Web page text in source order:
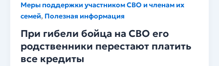
Меры поддержки участником СВО и членам их
семей, Полезная информация
При гибели бойца на СВО его
родственники перестают платить
все кредиты